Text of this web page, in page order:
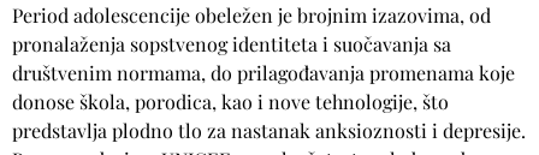
Period adolescencije obeležen je brojnim izazovima, od
pronalaženja sopstvenog identiteta i suočavanja sa
društvenim normama, do prilagođavanja promenama koje
donose škola, porodica, kao i nove tehnologije, što
predstavlja plodno tlo za nastanak anksioznosti i depresije.